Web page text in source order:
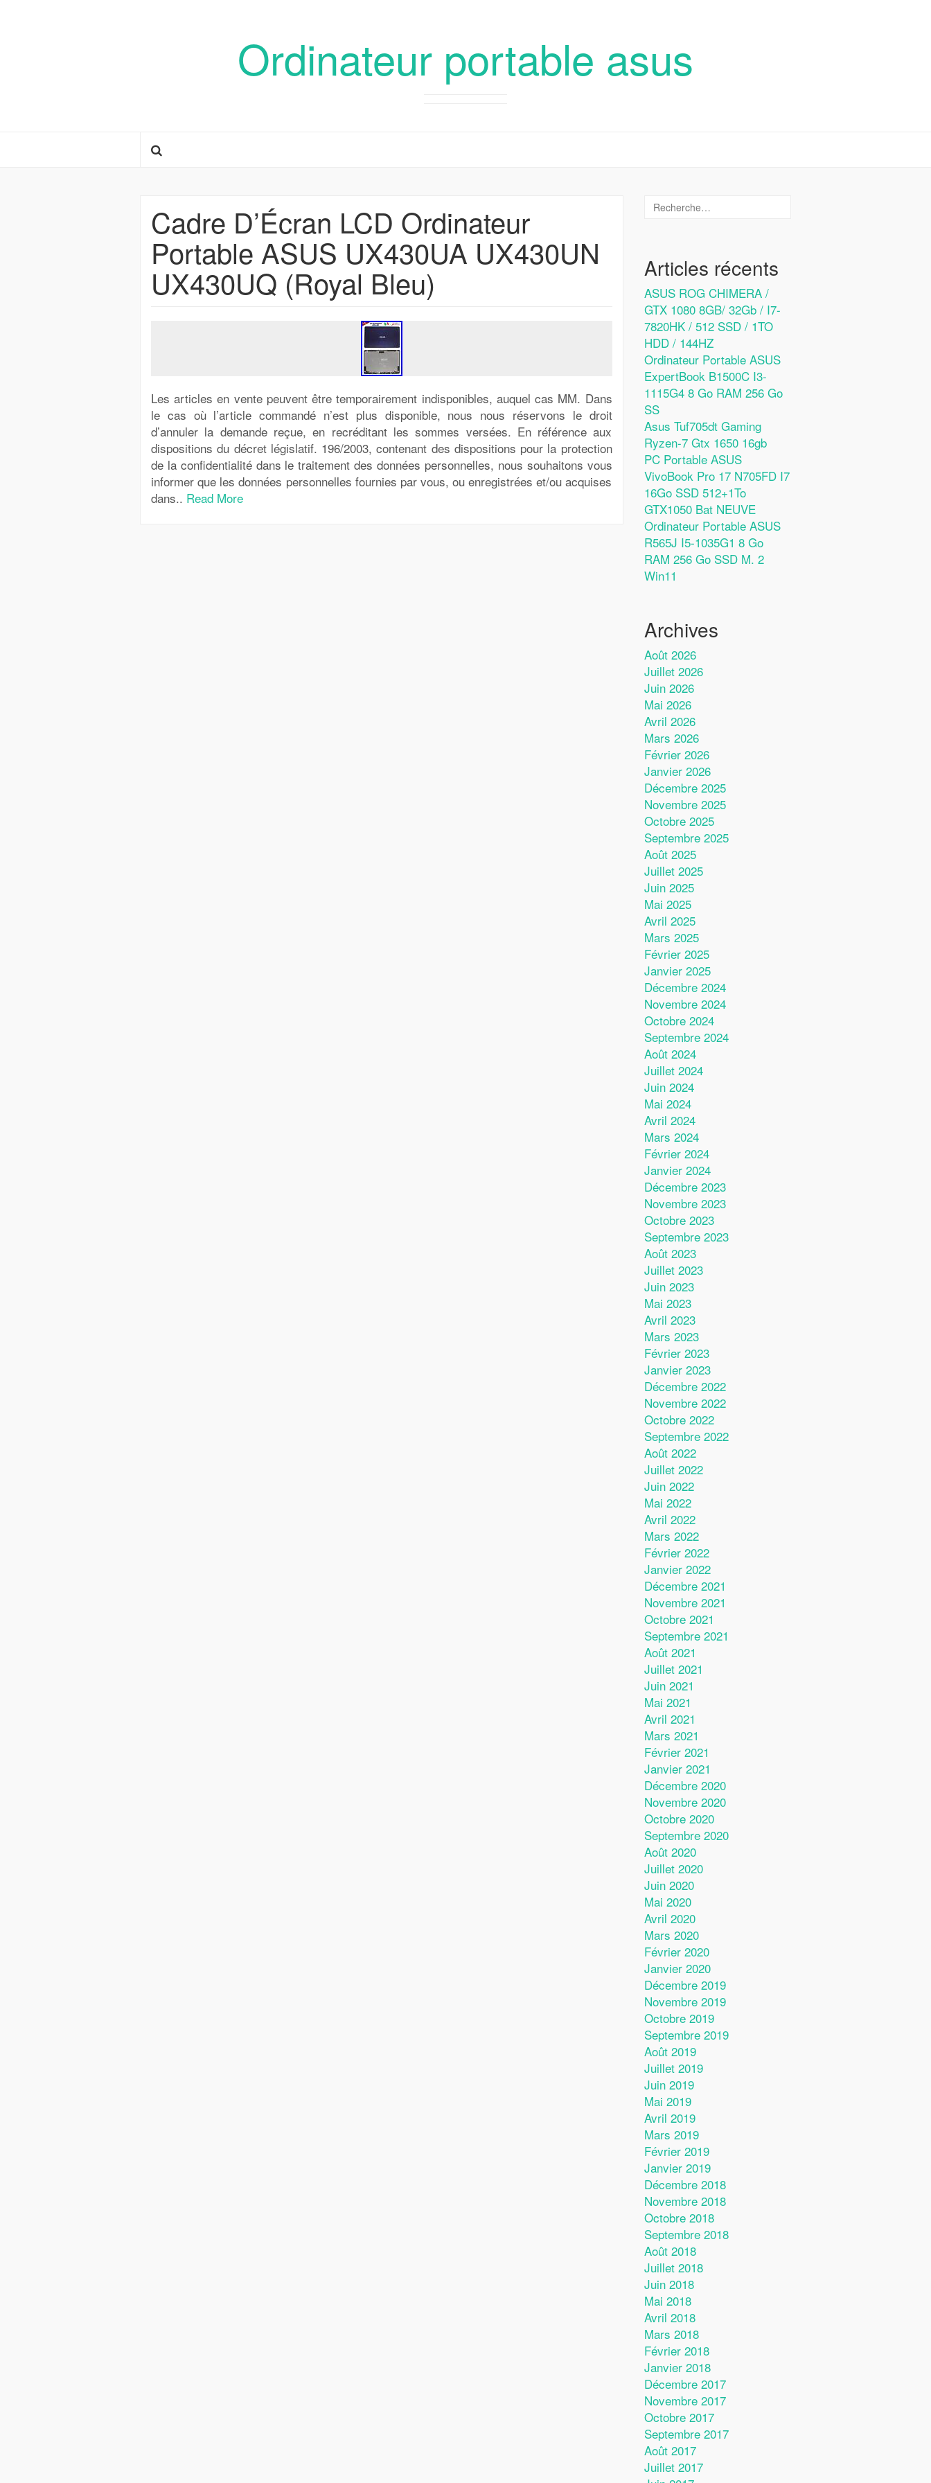
Ordinateur portable asus
Cadre D’Écran LCD Ordinateur
Portable ASUS UX430UA UX430UN
UX430UQ (Royal Bleu)
Les articles en vente peuvent être temporairement indisponibles, auquel cas MM. Dans
le cas où l’article commandé n’est plus disponible, nous nous réservons le droit
d’annuler la demande reçue, en recréditant les sommes versées. En référence aux
dispositions du décret législatif. 196/2003, contenant des dispositions pour la protection
de la confidentialité dans le traitement des données personnelles, nous souhaitons vous
informer que les données personnelles fournies par vous, ou enregistrées et/ou acquises
dans.. Read More
Articles récents
ASUS ROG CHIMERA /
GTX 1080 8GB/ 32Gb / I7-
7820HK / 512 SSD / 1TO
HDD / 144HZ
Ordinateur Portable ASUS
ExpertBook B1500C I3-
1115G4 8 Go RAM 256 Go
SS
Asus Tuf705dt Gaming
Ryzen-7 Gtx 1650 16gb
PC Portable ASUS
VivoBook Pro 17 N705FD I7
16Go SSD 512+1To
GTX1050 Bat NEUVE
Ordinateur Portable ASUS
R565J I5-1035G1 8 Go
RAM 256 Go SSD M. 2
Win11
Archives
Août 2026
Juillet 2026
Juin 2026
Mai 2026
Avril 2026
Mars 2026
Février 2026
Janvier 2026
Décembre 2025
Novembre 2025
Octobre 2025
Septembre 2025
Août 2025
Juillet 2025
Juin 2025
Mai 2025
Avril 2025
Mars 2025
Février 2025
Janvier 2025
Décembre 2024
Novembre 2024
Octobre 2024
Septembre 2024
Août 2024
Juillet 2024
Juin 2024
Mai 2024
Avril 2024
Mars 2024
Février 2024
Janvier 2024
Décembre 2023
Novembre 2023
Octobre 2023
Septembre 2023
Août 2023
Juillet 2023
Juin 2023
Mai 2023
Avril 2023
Mars 2023
Février 2023
Janvier 2023
Décembre 2022
Novembre 2022
Octobre 2022
Septembre 2022
Août 2022
Juillet 2022
Juin 2022
Mai 2022
Avril 2022
Mars 2022
Février 2022
Janvier 2022
Décembre 2021
Novembre 2021
Octobre 2021
Septembre 2021
Août 2021
Juillet 2021
Juin 2021
Mai 2021
Avril 2021
Mars 2021
Février 2021
Janvier 2021
Décembre 2020
Novembre 2020
Octobre 2020
Septembre 2020
Août 2020
Juillet 2020
Juin 2020
Mai 2020
Avril 2020
Mars 2020
Février 2020
Janvier 2020
Décembre 2019
Novembre 2019
Octobre 2019
Septembre 2019
Août 2019
Juillet 2019
Juin 2019
Mai 2019
Avril 2019
Mars 2019
Février 2019
Janvier 2019
Décembre 2018
Novembre 2018
Octobre 2018
Septembre 2018
Août 2018
Juillet 2018
Juin 2018
Mai 2018
Avril 2018
Mars 2018
Février 2018
Janvier 2018
Décembre 2017
Novembre 2017
Octobre 2017
Septembre 2017
Août 2017
Juillet 2017